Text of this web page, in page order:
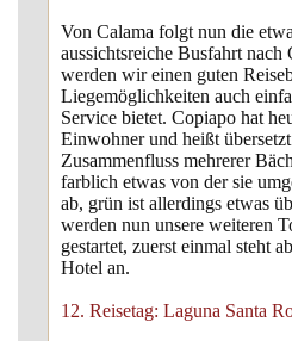
Von Calama folgt nun die
aussichtsreiche Busfahrt nach
werden wir einen guten
Liegemöglichkeiten auch
Service bietet. Copiapo hat
Einwohner und heißt
Zusammenfluss mehrerer
farblich etwas von der sie
ab, grün ist allerdings etwas
werden nun unsere weiteren
gestartet, zuerst einmal steht
Hotel an.
12. Reisetag: Laguna Santa